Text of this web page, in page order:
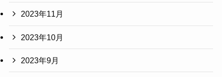
2023年11月
2023年10月
2023年9月